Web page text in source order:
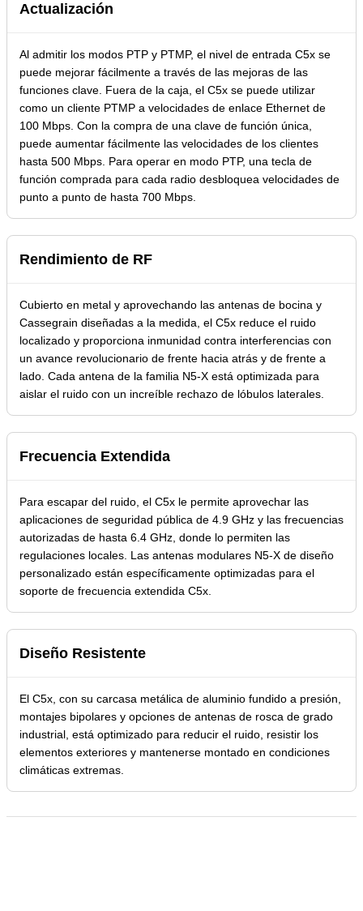
Actualización
Al admitir los modos PTP y PTMP, el nivel de entrada C5x se
puede mejorar fácilmente a través de las mejoras de las
funciones clave. Fuera de la caja, el C5x se puede utilizar
como un cliente PTMP a velocidades de enlace Ethernet de
100 Mbps. Con la compra de una clave de función única,
puede aumentar fácilmente las velocidades de los clientes
hasta 500 Mbps. Para operar en modo PTP, una tecla de
función comprada para cada radio desbloquea velocidades de
punto a punto de hasta 700 Mbps.
Rendimiento de RF
Cubierto en metal y aprovechando las antenas de bocina y
Cassegrain diseñadas a la medida, el C5x reduce el ruido
localizado y proporciona inmunidad contra interferencias con
un avance revolucionario de frente hacia atrás y de frente a
lado. Cada antena de la familia N5-X está optimizada para
aislar el ruido con un increíble rechazo de lóbulos laterales.
Frecuencia Extendida
Para escapar del ruido, el C5x le permite aprovechar las
aplicaciones de seguridad pública de 4.9 GHz y las frecuencias
autorizadas de hasta 6.4 GHz, donde lo permiten las
regulaciones locales. Las antenas modulares N5-X de diseño
personalizado están específicamente optimizadas para el
soporte de frecuencia extendida C5x.
Diseño Resistente
El C5x, con su carcasa metálica de aluminio fundido a presión,
montajes bipolares y opciones de antenas de rosca de grado
industrial, está optimizado para reducir el ruido, resistir los
elementos exteriores y mantenerse montado en condiciones
climáticas extremas.